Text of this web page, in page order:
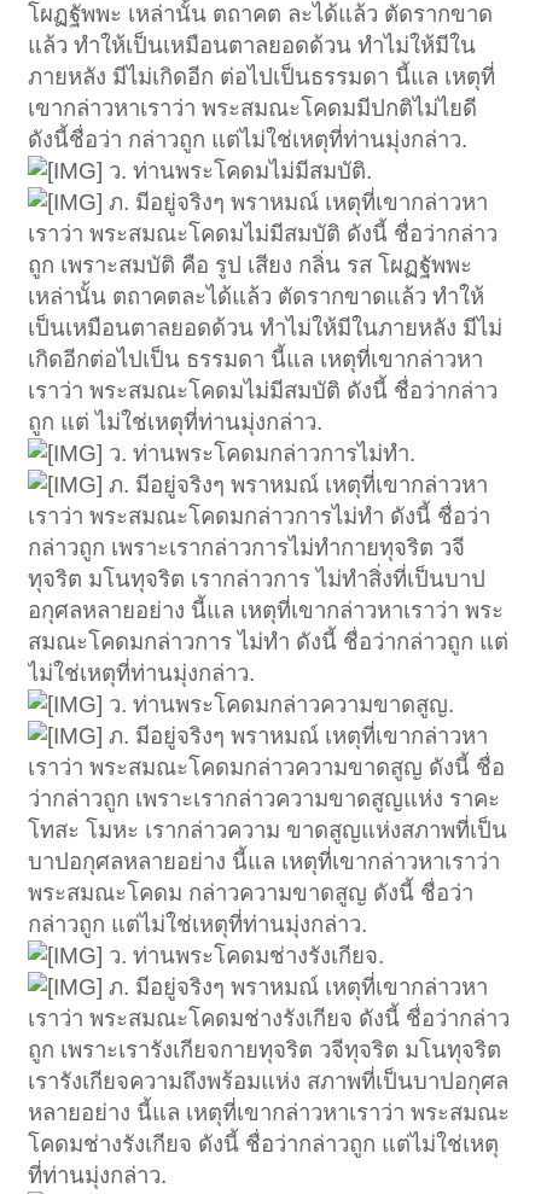
โผฏฐัพพะ เหล่านั้น ตถาคต ละได้แล้ว ตัดรากขาด
แล้ว ทำให้เป็นเหมือนตาลยอดด้วน ทำไม่ให้มีใน
ภายหลัง มีไม่เกิดอีก ต่อไปเป็นธรรมดา นี้แล เหตุที่
เขากล่าวหาเราว่า พระสมณะโคดมมีปกติไม่ไยดี
ดังนี้ชื่อว่า กล่าวถูก แต่ไม่ใช่เหตุที่ท่านมุ่งกล่าว.
ว. ท่านพระโคดมไม่มีสมบัติ.
ภ. มีอยู่จริงๆ พราหมณ์ เหตุที่เขากล่าวหา
เราว่า พระสมณะโคดมไม่มีสมบัติ ดังนี้ ชื่อว่ากล่าว
ถูก เพราะสมบัติ คือ รูป เสียง กลิ่น รส โผฏฐัพพะ
เหล่านั้น ตถาคตละได้แล้ว ตัดรากขาดแล้ว ทำให้
เป็นเหมือนตาลยอดด้วน ทำไม่ให้มีในภายหลัง มีไม่
เกิดอีกต่อไปเป็น ธรรมดา นี้แล เหตุที่เขากล่าวหา
เราว่า พระสมณะโคดมไม่มีสมบัติ ดังนี้ ชื่อว่ากล่าว
ถูก แต่ ไม่ใช่เหตุที่ท่านมุ่งกล่าว.
ว. ท่านพระโคดมกล่าวการไม่ทำ.
ภ. มีอยู่จริงๆ พราหมณ์ เหตุที่เขากล่าวหา
เราว่า พระสมณะโคดมกล่าวการไม่ทำ ดังนี้ ชื่อว่า
กล่าวถูก เพราะเรากล่าวการไม่ทำกายทุจริต วจี
ทุจริต มโนทุจริต เรากล่าวการ ไม่ทำสิ่งที่เป็นบาป
อกุศลหลายอย่าง นี้แล เหตุที่เขากล่าวหาเราว่า พระ
สมณะโคดมกล่าวการ ไม่ทำ ดังนี้ ชื่อว่ากล่าวถูก แต่
ไม่ใช่เหตุที่ท่านมุ่งกล่าว.
ว. ท่านพระโคดมกล่าวความขาดสูญ.
ภ. มีอยู่จริงๆ พราหมณ์ เหตุที่เขากล่าวหา
เราว่า พระสมณะโคดมกล่าวความขาดสูญ ดังนี้ ชื่อ
ว่ากล่าวถูก เพราะเรากล่าวความขาดสูญแห่ง ราคะ
โทสะ โมหะ เรากล่าวความ ขาดสูญแห่งสภาพที่เป็น
บาปอกุศลหลายอย่าง นี้แล เหตุที่เขากล่าวหาเราว่า
พระสมณะโคดม กล่าวความขาดสูญ ดังนี้ ชื่อว่า
กล่าวถูก แต่ไม่ใช่เหตุที่ท่านมุ่งกล่าว.
ว. ท่านพระโคดมช่างรังเกียจ.
ภ. มีอยู่จริงๆ พราหมณ์ เหตุที่เขากล่าวหา
เราว่า พระสมณะโคดมช่างรังเกียจ ดังนี้ ชื่อว่ากล่าว
ถูก เพราะเรารังเกียจกายทุจริต วจีทุจริต มโนทุจริต
เรารังเกียจความถึงพร้อมแห่ง สภาพที่เป็นบาปอกุศล
หลายอย่าง นี้แล เหตุที่เขากล่าวหาเราว่า พระสมณะ
โคดมช่างรังเกียจ ดังนี้ ชื่อว่ากล่าวถูก แต่ไม่ใช่เหตุ
ที่ท่านมุ่งกล่าว.